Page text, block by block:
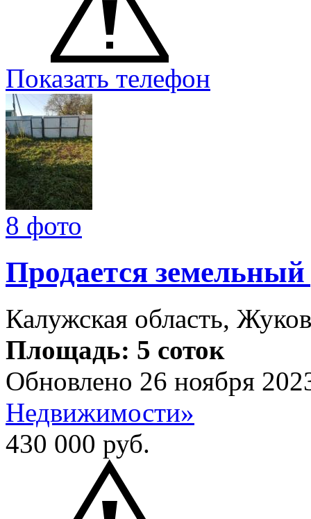
Показать телефон
8 фото
Продается земельный
Калужская область,
Площадь: 5 соток
Обновлено 26 ноября
Недвижимости»
430 000 руб.